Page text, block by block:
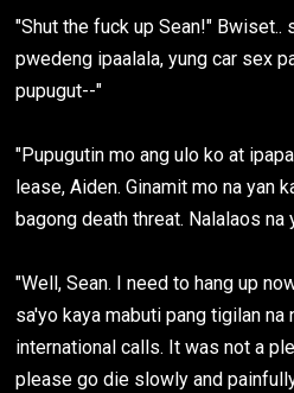
"Shut the fuck up Sean!" Bwiset..
pwedeng ipaalala, yung car sex
pupugut--"
"Pupugutin mo ang ulo ko at
lease, Aiden. Ginamit mo na yan
bagong death threat. Nalalaos na
"Well, Sean. I need to hang up
sa'yo kaya mabuti pang tigilan na
international calls. It was not a
please go die slowly and